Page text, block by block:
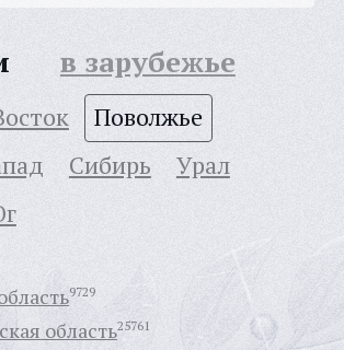
в зарубежье
Поволжье
Сибирь
Урал
9729
область25761